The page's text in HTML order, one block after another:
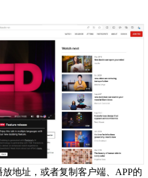
地址，或者复制客户端、APP的